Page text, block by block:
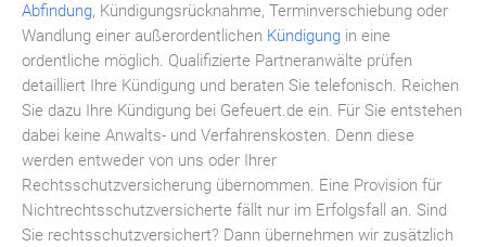
Abfindung, Kündigungsrücknahme, Terminverschiebung oder
Wandlung einer außerordentlichen Kündigung in eine
ordentliche möglich. Qualifizierte Partneranwälte prüfen
detailliert Ihre Kündigung und beraten Sie telefonisch. Reichen
Sie dazu Ihre Kündigung bei Gefeuert.de ein. Für Sie entstehen
dabei keine Anwalts- und Verfahrenskosten. Denn diese
werden entweder von uns oder Ihrer
Rechtsschutzversicherung übernommen. Eine Provision für
Nichtrechtsschutzversicherte fällt nur im Erfolgsfall an. Sind
Sie rechtsschutzversichert? Dann übernehmen wir zusätzlich